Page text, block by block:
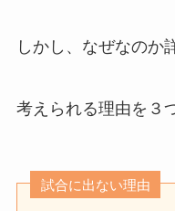
しかし、なぜなのか
考えられる理由を３
試合に出ない理由